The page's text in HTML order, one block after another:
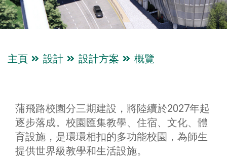
主頁 設計 設計方案 概覽
蒲飛路校園分三期建設，將陸續於2027年起
逐步落成。校園匯集教學、住宿、文化、體
育設施，是環環相扣的多功能校園，為師生
提供世界級教學和生活設施。